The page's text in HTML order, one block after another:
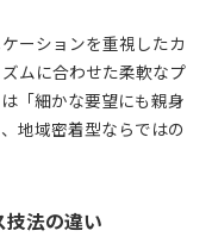
ーションを重視したカ
ムに合わせた柔軟なプ
「細かな要望にも親身
地域密着型ならではの
法の違い